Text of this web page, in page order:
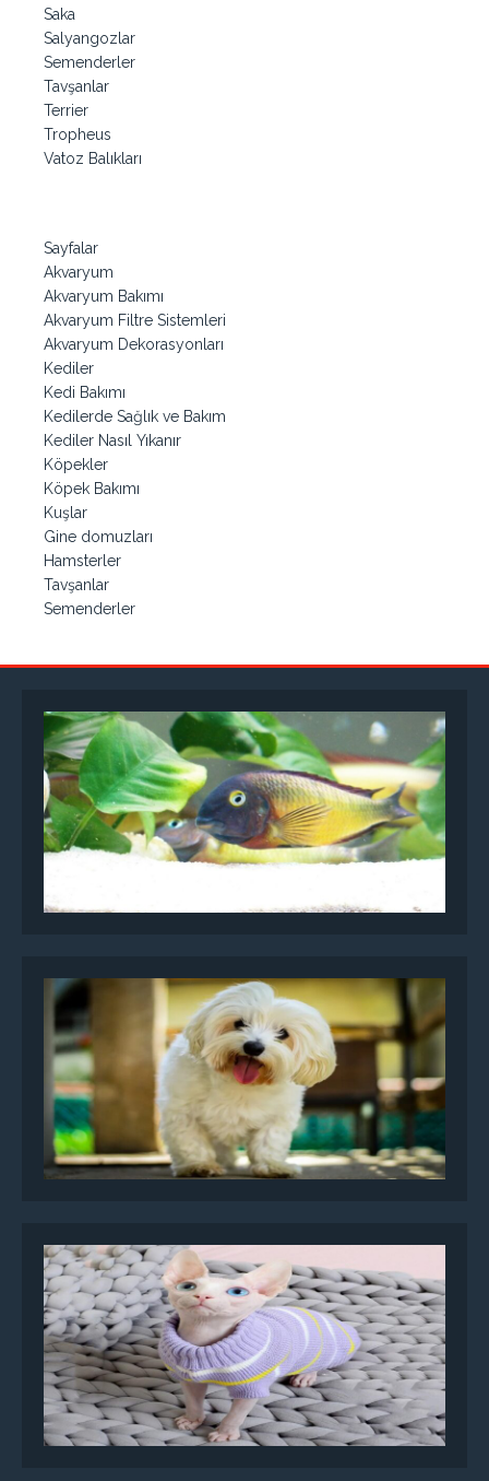
Saka
Salyangozlar
Semenderler
Tavşanlar
Terrier
Tropheus
Vatoz Balıkları
Sayfalar
Akvaryum
Akvaryum Bakımı
Akvaryum Filtre Sistemleri
Akvaryum Dekorasyonları
Kediler
Kedi Bakımı
Kedilerde Sağlık ve Bakım
Kediler Nasıl Yıkanır
Köpekler
Köpek Bakımı
Kuşlar
Gine domuzları
Hamsterler
Tavşanlar
Semenderler